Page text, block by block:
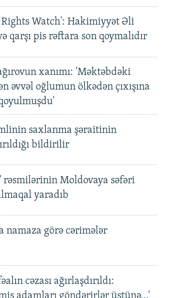
Watch': Hakimiyyət Əli
qarşı pis rəftara son qoymalıdır
xanımı: 'Məktəbdəki
əvvəl oğlumun ölkədən çıxışına
saxlanma şəraitinin
bildirilir
rəsmilərinin Moldovaya səfəri
yaradıb
namaza görə cərimələr
cəzası ağırlaşdırıldı: